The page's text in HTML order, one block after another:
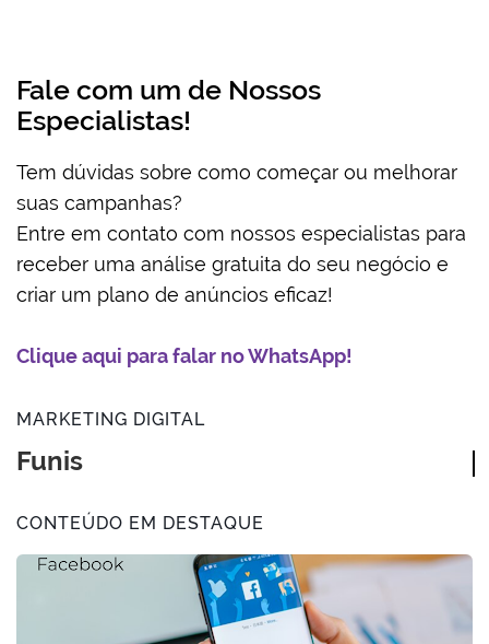
Fale com um de Nossos
Especialistas!
Tem dúvidas sobre como começar ou melhorar
suas campanhas?
Entre em contato com nossos especialistas para
receber uma análise gratuita do seu negócio e
criar um plano de anúncios eficaz!
Clique aqui para falar no WhatsApp!
MARKETING DIGITAL
Funis de Venda
CONTEÚDO EM DESTAQUE